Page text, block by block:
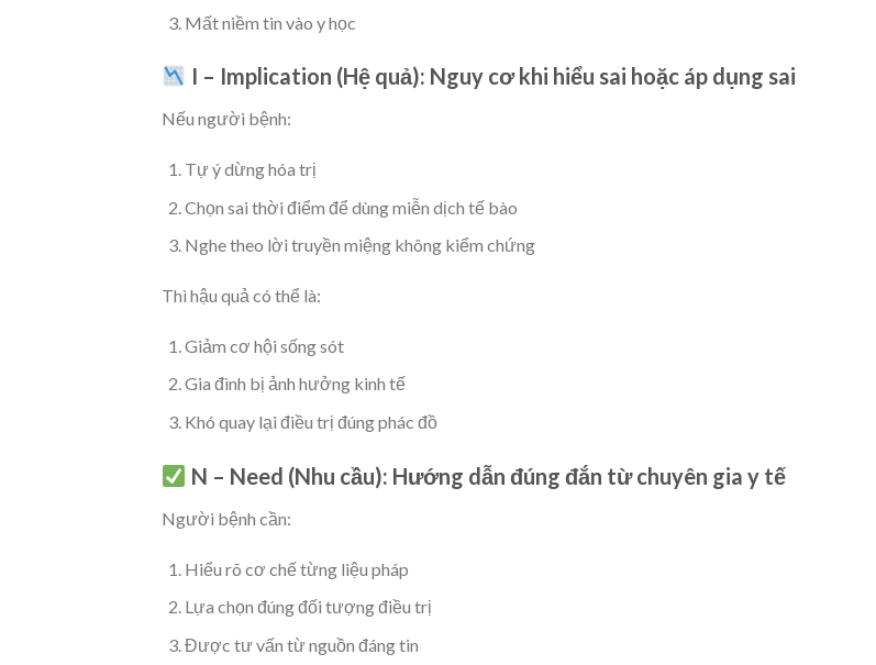
Mất niềm tin vào y học
I – Implication (Hệ quả): Nguy cơ khi hiểu sai hoặc áp dụng sai
Nếu người bệnh:
Tự ý dừng hóa trị
Chọn sai thời điểm để dùng miễn dịch tế bào
Nghe theo lời truyền miệng không kiểm chứng
Thì hậu quả có thể là:
Giảm cơ hội sống sót
Gia đình bị ảnh hưởng kinh tế
Khó quay lại điều trị đúng phác đồ
N – Need (Nhu cầu): Hướng dẫn đúng đắn từ chuyên gia y tế
Người bệnh cần:
Hiểu rõ cơ chế từng liệu pháp
Lựa chọn đúng đối tượng điều trị
Được tư vấn từ nguồn đáng tin